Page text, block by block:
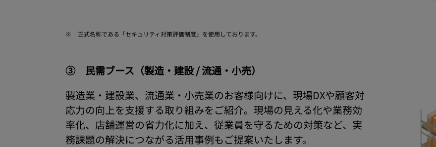
※ 正式名称である「セキュリティ対策評価制度」を使用しております。
③ 民需ブース（製造・建設 / 流通・小売）
製造業・建設業、流通業・小売業のお客様向けに、現場DXや顧客対
応力の向上を支援する取り組みをご紹介。現場の見える化や業務効
率化、店舗運営の省力化に加え、従業員を守るための対策など、実
務課題の解決につながる活用事例もご提案いたします。